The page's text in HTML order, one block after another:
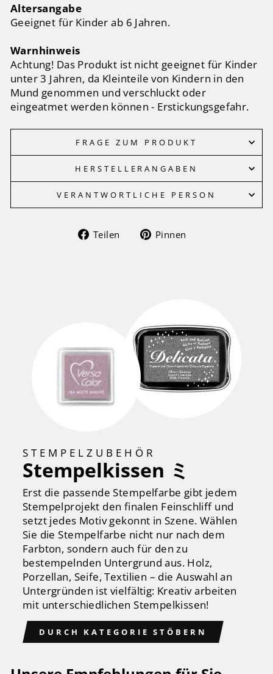
Altersangabe
Geeignet für Kinder ab 6 Jahren.
Warnhinweis
Achtung! Das Produkt ist nicht geeignet für Kinder
unter 3 Jahren, da Kleinteile von Kindern in den
Mund genommen und verschluckt oder
eingeatmet werden können - Erstickungsgefahr.
FRAGE ZUM PRODUKT
HERSTELLERANGABEN
VERANTWORTLICHE PERSON
Teilen
Auf
Pinnen
STEMPELZUBEHÖR
Stempelkissen ミ
Erst die passende Stempelfarbe gibt jedem
Stempelprojekt den finalen Feinschliff und
setzt jedes Motiv gekonnt in Szene. Wählen
Sie die Stempelfarbe nicht nur nach dem
Farbton, sondern auch für den zu
bestempelnden Untergrund aus. Holz,
Porzellan, Seife, Textilien – die Auswahl an
Untergründen ist vielfältig: Kreativ arbeiten
mit unterschiedlichen Stempelkissen!
DURCH KATEGORIE STÖBERN